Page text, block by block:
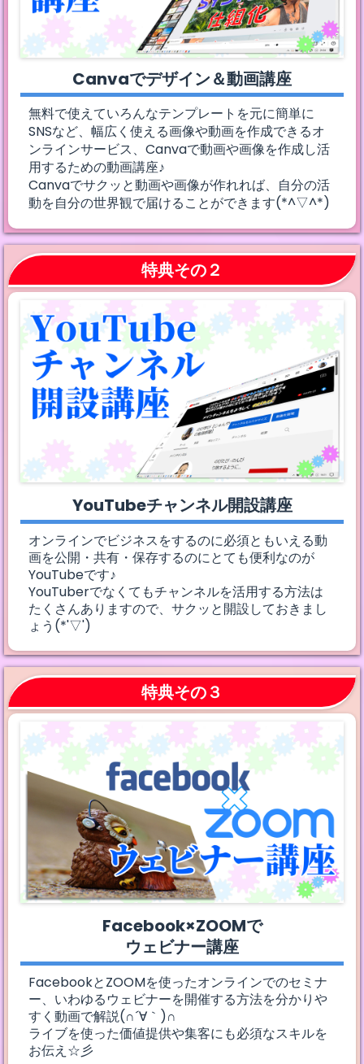
Canvaでデザイン＆動画講座
無料で使えていろんなテンプレートを元に簡単に
SNSなど、幅広く使える画像や動画を作成できるオ
ンラインサービス、Canvaで動画や画像を作成し活
用するための動画講座♪
Canvaでサクッと動画や画像が作れれば、自分の活
動を自分の世界観で届けることができます(*^▽^*)
特典その２
YouTubeチャンネル開設講座
オンラインでビジネスをするのに必須ともいえる動
画を公開・共有・保存するのにとても便利なのが
YouTubeです♪
YouTuberでなくてもチャンネルを活用する方法は
たくさんありますので、サクッと開設しておきまし
ょう(*'▽')
特典その３
Facebook×ZOOMで
ウェビナー講座
FacebookとZOOMを使ったオンラインでのセミナ
ー、いわゆるウェビナーを開催する方法を分かりや
すく動画で解説(∩´∀｀)∩
ライブを使った価値提供や集客にも必須なスキルを
お伝え☆彡